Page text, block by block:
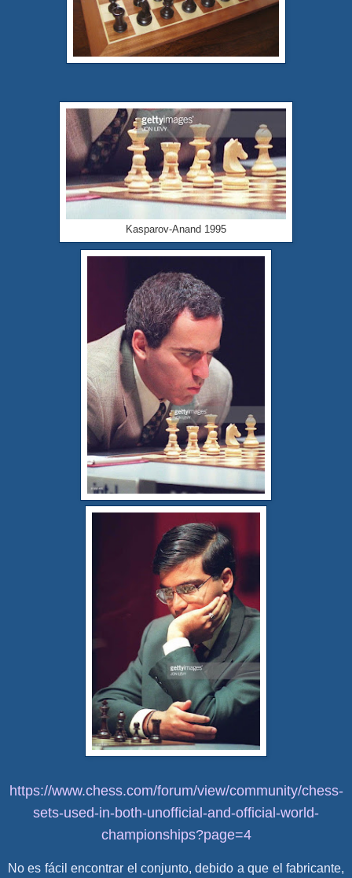
Kasparov-Anand 1995
https://www.chess.com/forum/view/community/chess-
sets-used-in-both-unofficial-and-official-world-
championships?page=4
No es fácil encontrar el conjunto, debido a que el fabricante,